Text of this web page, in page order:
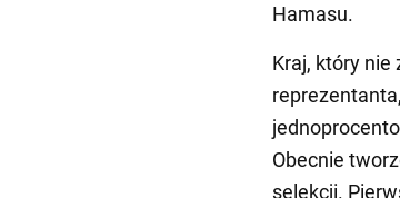
Hamasu.
Kraj, który nie
Obecnie
selekcji.